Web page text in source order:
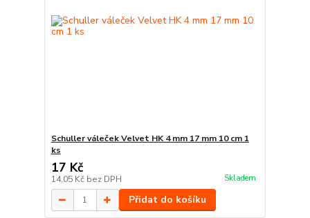
Schuller váleček Velvet HK 4 mm 17 mm 10 cm 1
ks
17 Kč
14,05 Kč bez DPH Skladem
Přidat do košíku